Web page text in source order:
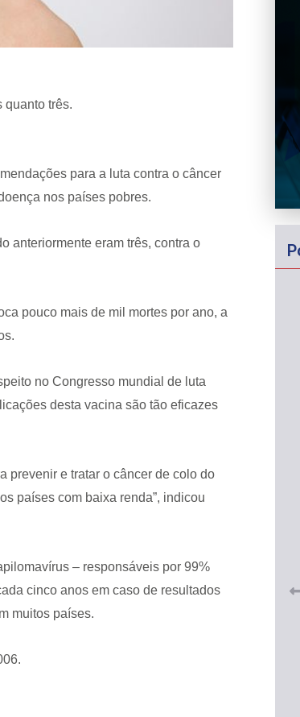
quanto três.
para a luta contra o câncer
nos países pobres.
anteriormente eram três, contra o
pouco mais de mil mortes por ano, a
no Congresso mundial de luta
desta vacina são tão eficazes
prevenir e tratar o câncer de colo do
países com baixa renda”, indicou
– responsáveis por 99%
cinco anos em caso de resultados
muitos países.
CRF-AL renova parceria com
26 de maio de 2026